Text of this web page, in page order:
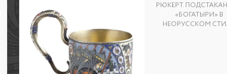
РЮКЕРТ.
«БОГАТЫРИ» В
НЕОРУССКОМ